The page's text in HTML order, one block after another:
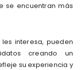
se encuentran más
interesa, pueden
creando un
su experiencia y